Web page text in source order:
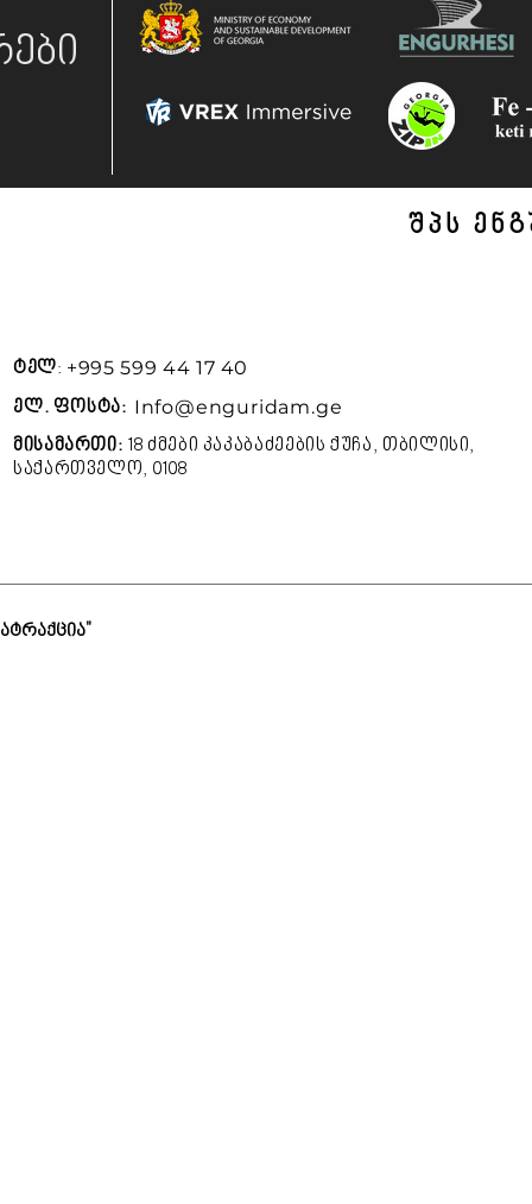
შპს
ტელ: +995 599 44 17 40
ელ. ფოსტა: Info@enguridam.ge
მისამართი: 18 ძმები კაკაბაძეების ქუჩა, თბილისი,
საქართველო, 0108